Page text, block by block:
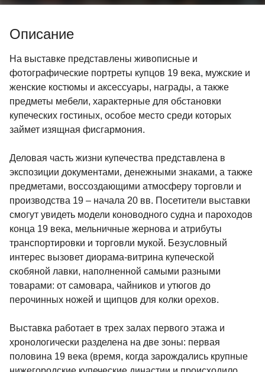
Описание
На выставке представлены живописные и
фотографические портреты купцов 19 века, мужские и
женские костюмы и аксессуары, награды, а также
предметы мебели, характерные для обстановки
купеческих гостиных, особое место среди которых
займет изящная фисгармония.
Деловая часть жизни купечества представлена в
экспозиции документами, денежными знаками, а также
предметами, воссоздающими атмосферу торговли и
производства 19 – начала 20 вв. Посетители выставки
смогут увидеть модели коноводного судна и пароходов
конца 19 века, мельничные жернова и атрибуты
транспортировки и торговли мукой. Безусловный
интерес вызовет диорама-витрина купеческой
скобяной лавки, наполненной самыми разными
товарами: от самовара, чайников и утюгов до
перочинных ножей и щипцов для колки орехов.
Выставка работает в трех залах первого этажа и
хронологически разделена на две зоны: первая
половина 19 века (время, когда зарождались крупные